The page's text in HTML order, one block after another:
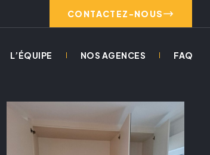
CONTACTEZ-NOUS
L’ÉQUIPE NOS AGENCES FAQ